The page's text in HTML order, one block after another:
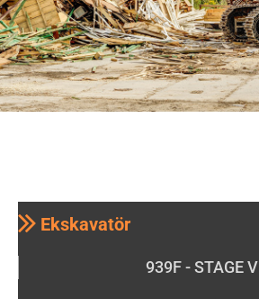
Ekskavatör
939F - STAGE V